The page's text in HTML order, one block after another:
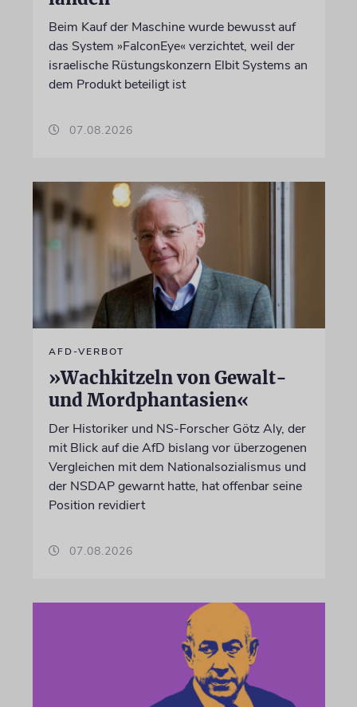
Beim Kauf der Maschine wurde bewusst auf
das System »FalconEye« verzichtet, weil der
israelische Rüstungskonzern Elbit Systems an
dem Produkt beteiligt ist
07.08.2026
AFD-VERBOT
»Wachkitzeln von Gewalt-
und Mordphantasien«
Der Historiker und NS-Forscher Götz Aly, der
mit Blick auf die AfD bislang vor überzogenen
Vergleichen mit dem Nationalsozialismus und
der NSDAP gewarnt hatte, hat offenbar seine
Position revidiert
07.08.2026